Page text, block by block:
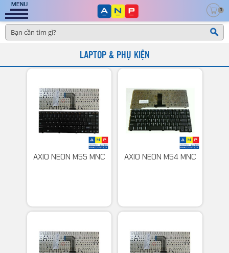
0
LAPTOP & PHỤ KIỆN
AXIO NEON M55 MNC AXIO NEON M54 MNC